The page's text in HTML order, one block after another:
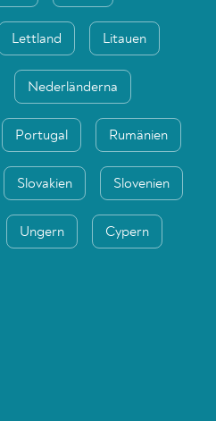
Lettland Litauen
Nederländerna
Portugal Rumänien
Slovakien Slovenien
Ungern Cypern